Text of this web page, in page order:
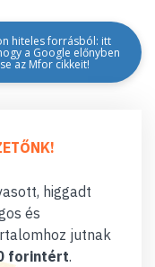
hiteles forrásból: itt
a Google előnyben
az Mfor cikkeit!
higgadt
és
jutnak
forintért.